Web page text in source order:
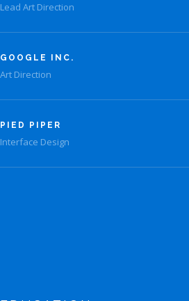
Lead Art Direction
GOOGLE INC.
Art Direction
PIED PIPER
Interface Design